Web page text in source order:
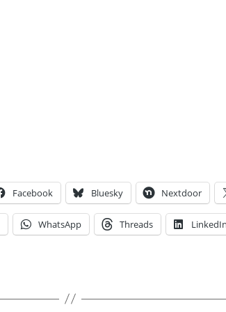
Facebook Bluesky Nextdoor
WhatsApp Threads